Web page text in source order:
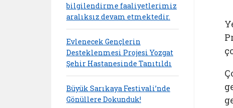
bilgilendirme faaliyetlerimiz
aralıksız devam etmektedir.
Evlenecek Gençlerin
Desteklenmesi Projesi Yozgat
Şehir Hastanesinde Tanıtıldı
Büyük Sarıkaya Festivali’nde
Gönüllere Dokunduk!